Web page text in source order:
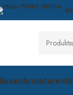
Armaturen